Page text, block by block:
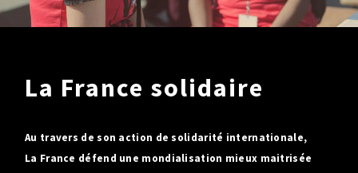
La France solidaire
Au travers de son action de solidarité internationale,
La France défend une mondialisation mieux maitrisée